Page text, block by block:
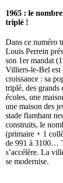
1965 : le
triplé !
Dans ce numéro
Louis Perrein
son 1er mandat
Villiers-le-Bel est
croissance : sa
triplé, des grands
écoles, une
une maison des
stade flambant
construits, le
(primaire + 1
de 991 à 3100…
s’accélère. La
se modernise.